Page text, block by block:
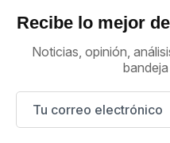
Recibe lo mejor
Noticias, opinión,